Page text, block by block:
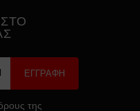
ΕΓΓΡΑΦΗ
της